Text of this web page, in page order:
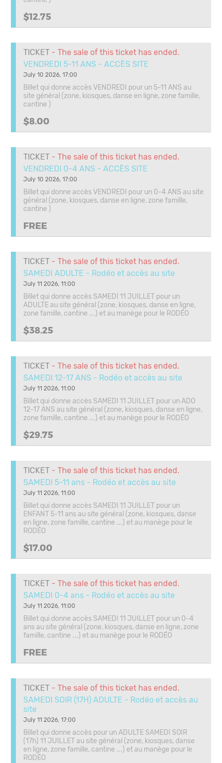
$12.75
TICKET - The sale of this ticket has ended.
VENDREDI 5-11 ANS - ACCÈS SITE
July 10 2026, 17:00
Billet qui donne accès VENDREDI pour un 5-11 ANS au
site général (zone, kiosques, danse en ligne, zone famille,
cantine )
$8.00
TICKET - The sale of this ticket has ended.
VENDREDI 0-4 ANS - ACCÈS SITE
July 10 2026, 17:00
Billet qui donne accès VENDREDI pour un 0-4 ANS au site
général (zone, kiosques, danse en ligne, zone famille,
cantine )
FREE
TICKET - The sale of this ticket has ended.
SAMEDI ADULTE - Rodéo et accès au site
July 11 2026, 11:00
Billet qui donne accès SAMEDI 11 JUILLET pour un
ADULTE au site général (zone, kiosques, danse en ligne,
zone famille, cantine ...) et au manège pour le RODÉO
$38.25
TICKET - The sale of this ticket has ended.
SAMEDI 12-17 ANS - Rodéo et accès au site
July 11 2026, 11:00
Billet qui donne accès SAMEDI 11 JUILLET pour un ADO
12-17 ANS au site général (zone, kiosques, danse en ligne,
zone famille, cantine ...) et au manège pour le RODÉO
$29.75
TICKET - The sale of this ticket has ended.
SAMEDI 5-11 ans - Rodéo et accès au site
July 11 2026, 11:00
Billet qui donne accès SAMEDI 11 JUILLET pour un
ENFANT 5-11 ans au site général (zone, kiosques, danse
en ligne, zone famille, cantine ...) et au manège pour le
RODÉO
$17.00
TICKET - The sale of this ticket has ended.
SAMEDI 0-4 ans - Rodéo et accès au site
July 11 2026, 11:00
Billet qui donne accès SAMEDI 11 JUILLET pour un 0-4
ans au site général (zone, kiosques, danse en ligne, zone
famille, cantine ...) et au manège pour le RODÉO
FREE
TICKET - The sale of this ticket has ended.
SAMEDI SOIR (17H) ADULTE - Rodéo et accès au
site
July 11 2026, 17:00
Billet qui donne accès pour un ADULTE SAMEDI SOIR
(17h) 11 JUILLET au site général (zone, kiosques, danse
en ligne, zone famille, cantine ...) et au manège pour le
RODÉO